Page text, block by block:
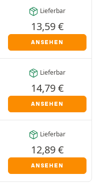
Lieferbar
13,59€
ANSEHEN
Lieferbar
14,79€
ANSEHEN
Lieferbar
12,89€
ANSEHEN